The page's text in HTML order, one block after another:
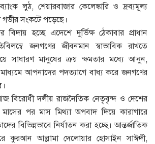
লুঠ, শেয়ারবাজার কেলেঙ্কারি ও দ্রব্যমূল্য
গভীর সংকটে পড়েছে।
বিদায় হচ্ছে এদেশে দুর্ভিক্ষ ঠেকাবার প্রাধান
জনগণের জীবনমান স্বাভাবিক রাখতে
সাধারণ মানুষের ক্রয় ক্ষমতার মধ্যে আনুন,
আপনাদের পদত্যাগে বাধ্য করে জনগণের
বিরোধী দলীয় রাজনৈতিক নেতৃবৃন্দ ও দেশের
পর মাস মিথ্যা অপবাদ দিয়ে কারাগারে
বিভিন্নভাবে নির্যাতন করা হচ্ছে। আন্তর্জাতিক
কুরআন আল্লামা দেলোয়ার হোসাইন সাঈদী,